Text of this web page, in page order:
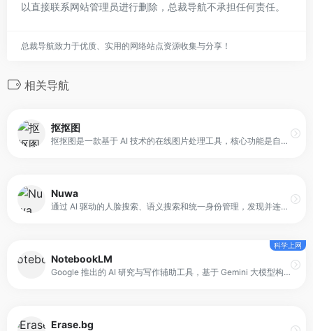
以直接联系网站管理员进行删除，总裁导航不承担任何责任。
总裁导航致力于优质、实用的网络站点资源收集与分享！
相关导航
抠抠图
抠抠图是一款基于 AI 技术的在线图片处理工具，核心功能是自动抠图与图像优化。平台通过算法识别图片中的人物、商品、动物或图案主体，并将其与背景分离，生成透明或纯色背景图片。
Nuwa
通过 AI 驱动的人脸搜索、语义搜索和统一身份管理，发现并连接人物。
科学上网
NotebookLM
Google 推出的 AI 研究与写作辅助工具，基于 Gemini 大模型构建。其核心定位是“以用户资料为中心的智能助手”，通过导入文档作为数据来源，限制 AI 的回答范围，从而提高信息准确性。
Erase.bg